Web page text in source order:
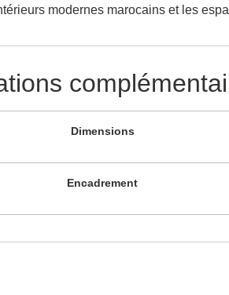
modernes marocains et les
Dimensions
Encadrement